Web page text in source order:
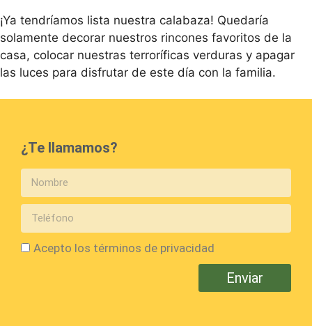
¡Ya tendríamos lista nuestra calabaza! Quedaría
solamente decorar nuestros rincones favoritos de la
casa, colocar nuestras terroríficas verduras y apagar
las luces para disfrutar de este día con la familia.
¿Te llamamos?
Acepto los términos de privacidad
Enviar